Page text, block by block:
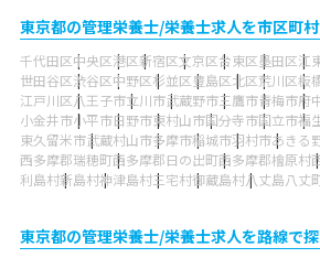
東京都の管理栄養士/栄養士求人を市区町
千代田区中央区港区新宿区文京区台東区墨田区江
世田谷区渋谷区中野区杉並区豊島区北区荒川区板
江戸川区八王子市立川市武蔵野市三鷹市青梅市府
小金井市小平市日野市東村山市国分寺市国立市福
東久留米市武蔵村山市多摩市稲城市羽村市あきる
西多摩郡瑞穂町西多摩郡日の出町西多摩郡檜原村
利島村新島村神津島村三宅村御蔵島村八丈島八丈
東京都の管理栄養士/栄養士求人を路線で